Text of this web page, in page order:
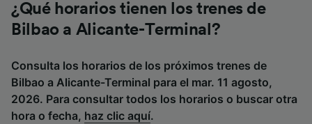
¿Qué horarios tienen los trenes de
Bilbao a Alicante-Terminal?
Consulta los horarios de los próximos trenes de
Bilbao a Alicante-Terminal para el mar. 11 agosto,
2026. Para consultar todos los horarios o buscar otra
hora o fecha, haz clic aquí.